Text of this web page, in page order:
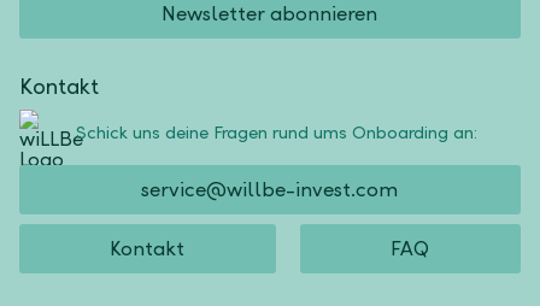
Newsletter abonnieren
Kontakt
Schick uns deine Fragen rund ums Onboarding an:
service@willbe-invest.com
Kontakt FAQ